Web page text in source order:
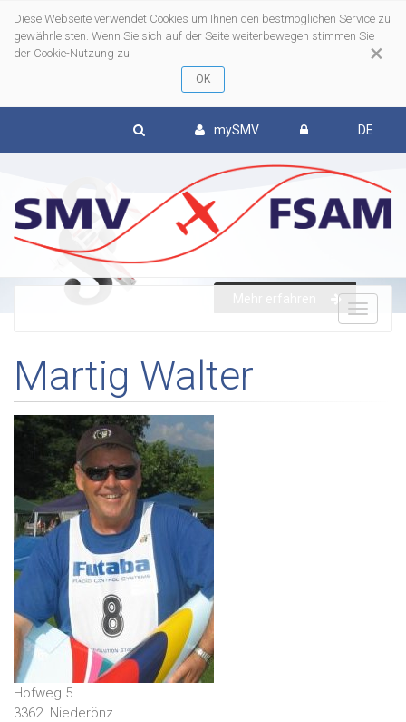
×
Diese Webseite verwendet Cookies um Ihnen den bestmöglichen Service zu
gewährleisten. Wenn Sie sich auf der Seite weiterbewegen stimmen Sie
der Cookie-Nutzung zu
mySMV DE
Martig Walter
Hofweg 5
3362 Niederönz